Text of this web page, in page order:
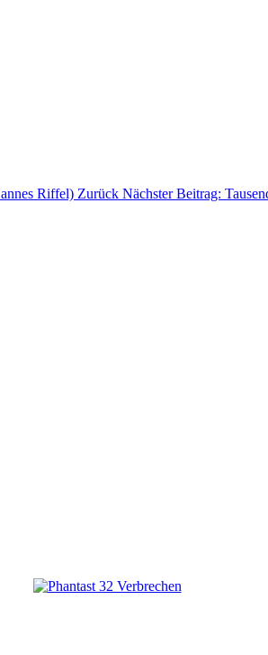
Riffel) Zurück Nächster Beitrag: